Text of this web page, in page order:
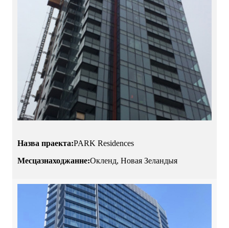
Назва праекта:PARK Residences
Месцазнаходжанне:Окленд, Новая Зеландыя